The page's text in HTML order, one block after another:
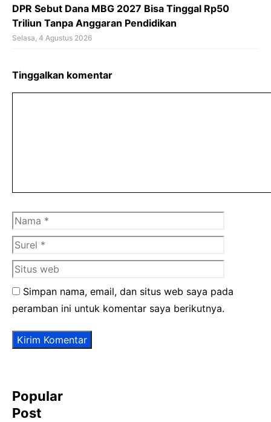
DPR Sebut Dana MBG 2027 Bisa Tinggal Rp50
Triliun Tanpa Anggaran Pendidikan
Selasa, 4 Agustus 2026
Tinggalkan komentar
Nama
web
Simpan nama, email, dan situs web saya pada
peramban ini untuk komentar saya berikutnya.
Popular
Post